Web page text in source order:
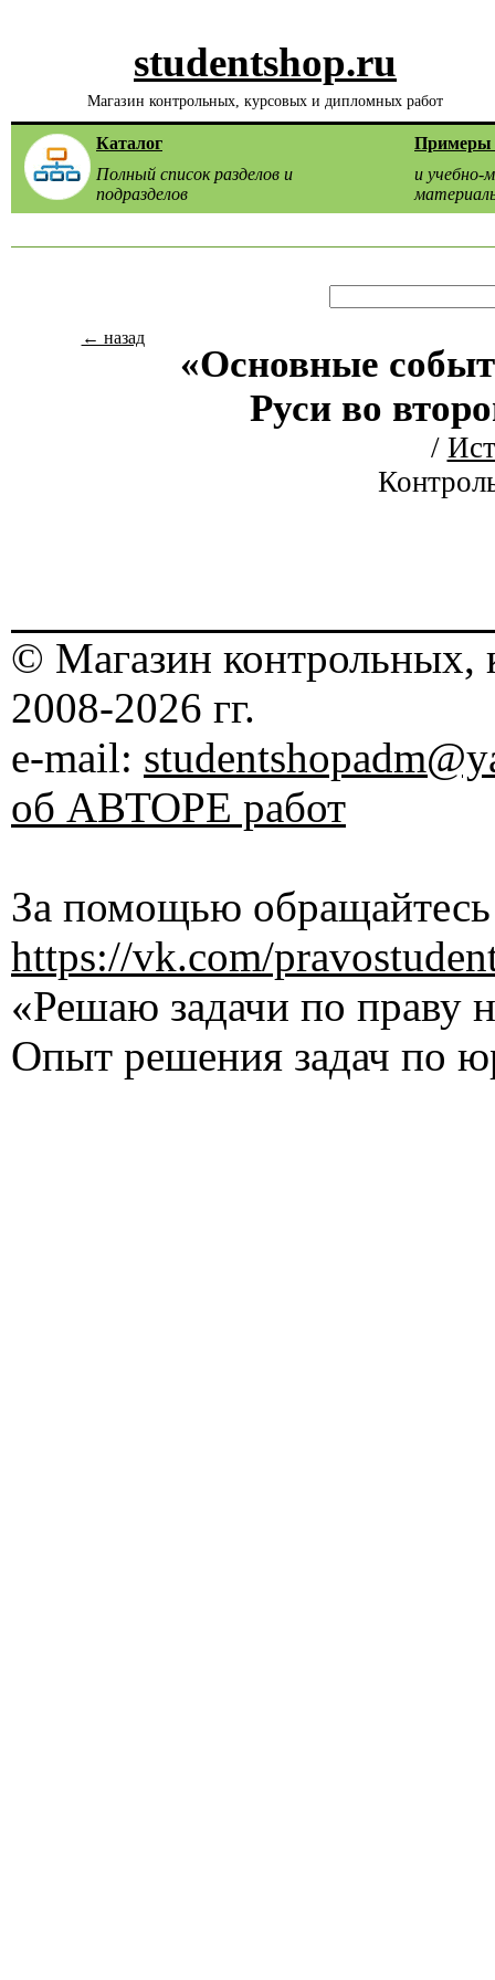
studentshop.ru
Магазин контрольных, курсовых и дипломных работ
Каталог
Полный список разделов и
подразделов
Примеры
и учебно-
← назад
«Основные
Руси во
/
© Магазин контрольных,
2008-2026 гг.
e-mail:
об АВТОРЕ работ
За помощью
https://vk.com/
«Решаю задачи по праву
Опыт решения задач по